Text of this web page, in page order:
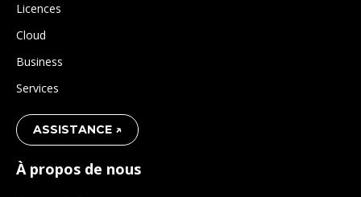
Licences
Cloud
Business
Services
ASSISTANCE ↗
À propos de nous